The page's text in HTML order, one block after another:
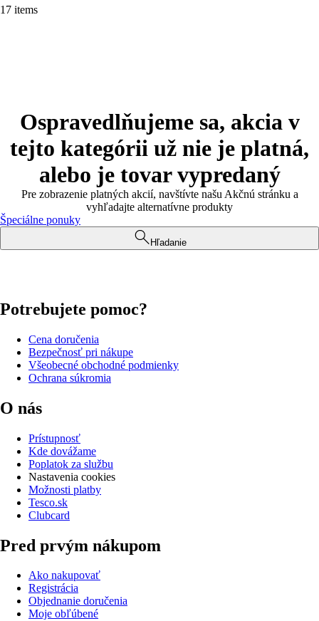
17 items
Ospravedlňujeme sa, akcia v
tejto kategórii už nie je platná,
alebo je tovar vypredaný
Pre zobrazenie platných akcií, navštívte našu Akčnú stránku a
vyhľadajte alternatívne produkty
Špeciálne ponuky
Hľadanie
Potrebujete pomoc?
Cena doručenia
Bezpečnosť pri nákupe
Všeobecné obchodné podmienky
Ochrana súkromia
O nás
Prístupnosť
Kde dovážame
Poplatok za službu
Nastavenia cookies
Možnosti platby
Tesco.sk
Clubcard
Pred prvým nákupom
Ako nakupovať
Registrácia
Objednanie doručenia
Moje obľúbené